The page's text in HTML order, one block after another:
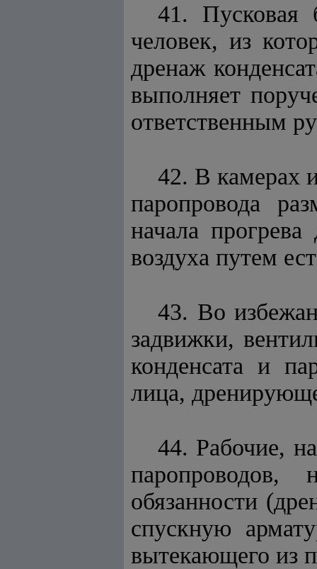
41. Пусковая
человек, из
дренаж
выполняет
ответственным
42. В камерах
паропровода
начала
воздуха путем
43. Во
задвижки,
конденсата и
лица,
44. Рабочие,
обязанности
спускную
вытекающего из